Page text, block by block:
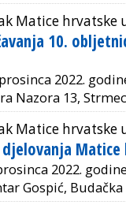
Matice hrvatske
10.
2022.
Nazora 13, Strmec
Matice hrvatske
Matice
2022.
Gospić, Budačka